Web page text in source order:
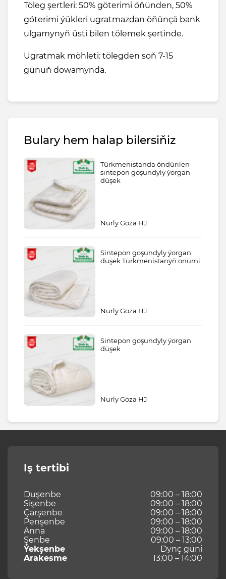
Töleg şertleri: 50% göterimi öňünden, 50%
göterimi ýükleri ugratmazdan öňünçä bank
ulgamynyň üsti bilen tölemek şertinde.
Ugratmak möhleti: tölegden soň 7-15
günüň dowamynda.
Bulary hem halap bilersiňiz
Türkmenistanda öndürilen
sintepon goşundyly ýorgan
düşek
Nurly Goza HJ
Sintepon goşundyly ýorgan
düşek Türkmenistanyň önümi
Nurly Goza HJ
Sintepon goşundyly ýorgan
düşek
Nurly Goza HJ
Iş tertibi
Duşenbe
09:00 – 18:00
Sişenbe
09:00 – 18:00
Çarşenbe
09:00 – 18:00
Penşenbe
09:00 – 18:00
Anna
09:00 – 18:00
Şenbe
09:00 – 13:00
Ýekşenbe
Dynç güni
Arakesme
13:00 – 14:00